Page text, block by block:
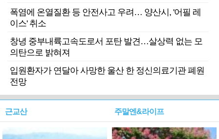
폭염에 온열질환 등 안전사고 우려… 양산시, '어필 레
이스' 취소
창녕 중부내륙고속도로서 포탄 발견…살상력 없는 모
의탄으로 밝혀져
입원환자가 연달아 사망한 울산 한 정신의료기관 폐원
전망
근교산 주말엔&라이프